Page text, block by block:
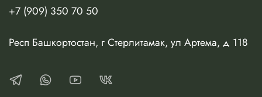
+7 (909) 350 70 50
Респ Башкортостан, г Стерлитамак, ул Артема, д 118